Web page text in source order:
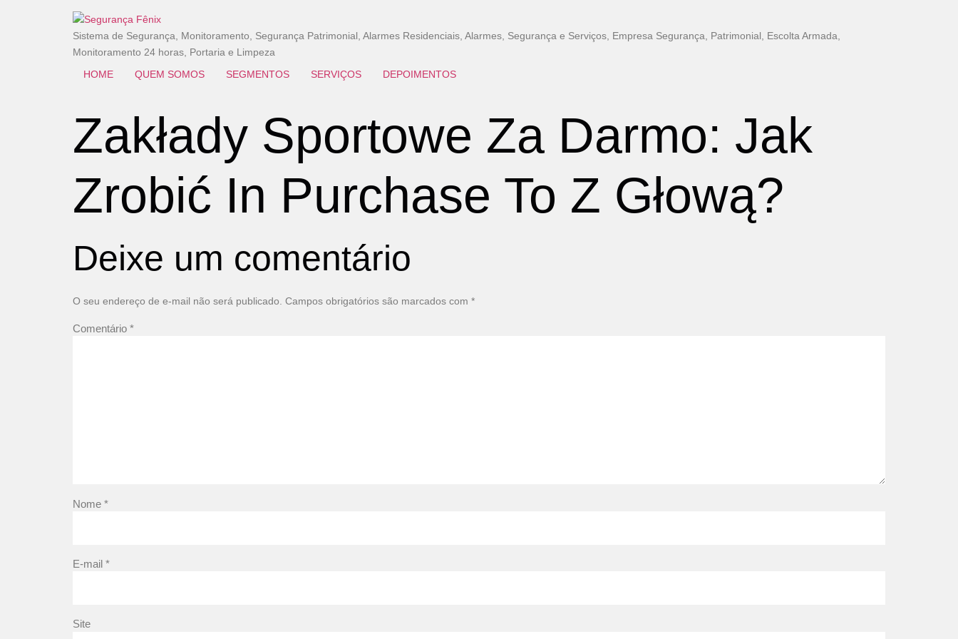
Sistema de Segurança, Monitoramento, Segurança Patrimonial, Alarmes Residenciais, Alarmes, Segurança e Serviços, Empresa Segurança, Patrimonial, Escolta Armada,
Monitoramento 24 horas, Portaria e Limpeza
HOME
QUEM SOMOS SEGMENTOS SERVIÇOS DEPOIMENTOS
Zakłady Sportowe Za Darmo: Jak
Zrobić In Purchase To Z Głową?
Deixe um comentário
O seu endereço de e-mail não será publicado. Campos obrigatórios são marcados com *
Comentário *
Nome *
E-mail *
Site